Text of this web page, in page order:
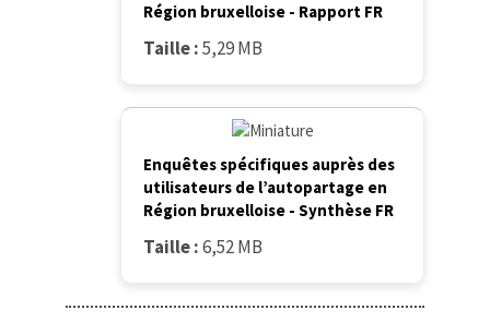
Région bruxelloise - Rapport FR
Taille :5,29 MB
Enquêtes spécifiques auprès des
utilisateurs de l’autopartage en
Région bruxelloise - Synthèse FR
Taille :6,52 MB